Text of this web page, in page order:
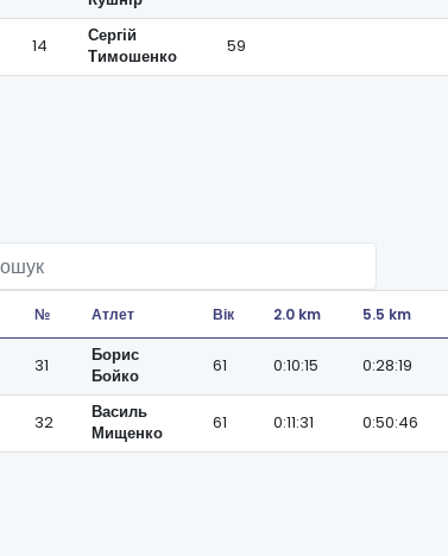
14
Сергій
Тимошенко
59
№ Атлет Вік 2.0 km 5.5 km
31
Борис
Бойко
61 0:10:15 0:28:19
32
Василь
Мищенко
61 0:11:31 0:50:46